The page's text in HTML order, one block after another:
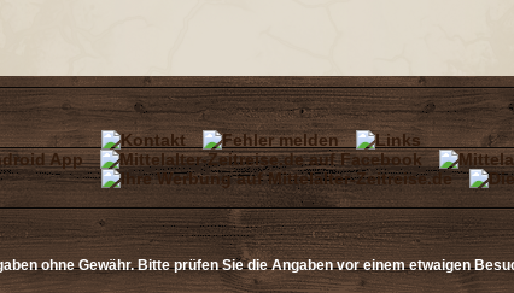
ohne Gewähr. Bitte prüfen Sie die Angaben vor einem etwaigen